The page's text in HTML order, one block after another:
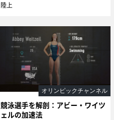
陸上
競泳選手を解剖：アビー・ワイツ
ェルの加速法
オリンピックチャンネル